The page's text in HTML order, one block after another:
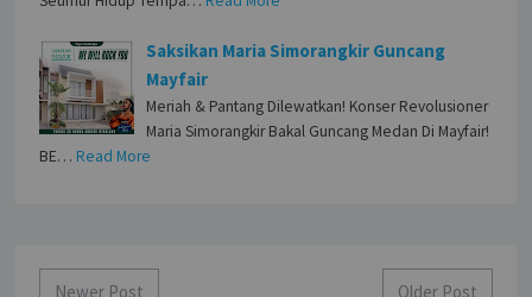
Saksikan Maria Simorangkir Guncang
Mayfair
Meriah & Pantang Dilewatkan! Konser Revolusioner
Maria Simorangkir Bakal Guncang Medan Di Mayfair!
BE… Read More
Newer Post Older Post